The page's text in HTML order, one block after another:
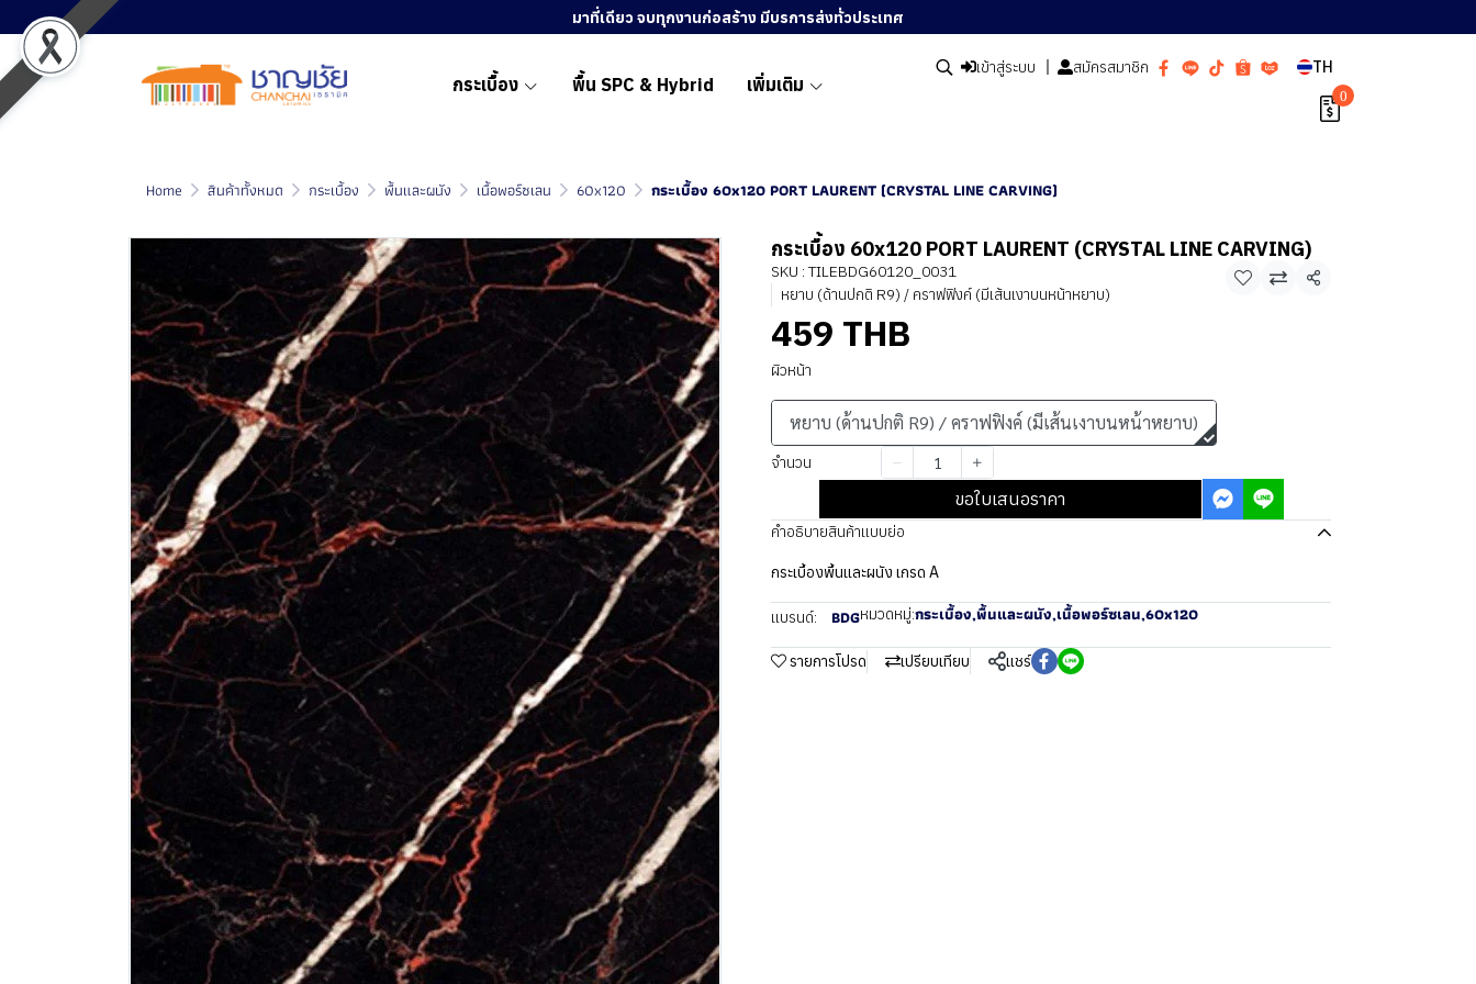
มาที่เดียว จบทุกงานก่อสร้าง มีบรการส่งทั่วประเทศ
กระเบื้อง พื้น SPC & Hybrid เพิ่มเติม
เข้าสู่ระบบ สมัครสมาชิก TH
0
Home สินค้าทั้งหมด กระเบื้อง พื้นและผนัง เนื้อพอร์ซเลน 60x120 กระเบื้อง 60x120 PORT LAURENT (CRYSTAL LINE CARVING)
กระเบื้อง 60x120 PORT LAURENT (CRYSTAL LINE CARVING)
SKU : TILEBDG60120_0031
หยาบ (ด้านปกติ R9) / คราฟฟิงค์ (มีเส้นเงาบนหน้าหยาบ)
แชร์
459 THB
ผิวหน้า
หยาบ (ด้านปกติ R9) / คราฟฟิงค์ (มีเส้นเงาบนหน้าหยาบ)
จำนวน
ขอใบเสนอราคา
คำอธิบายสินค้าแบบย่อ
กระเบื้องพื้นและผนัง เกรด A
แบรนด์: BDGหมวดหมู่:กระเบื้อง,พื้นและผนัง,เนื้อพอร์ซเลน,60x120
รายการโปรด เปรียบเทียบ แชร์